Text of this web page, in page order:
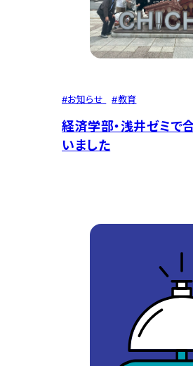
#お知らせ #教育
経済学部・浅井ゼミで
いました